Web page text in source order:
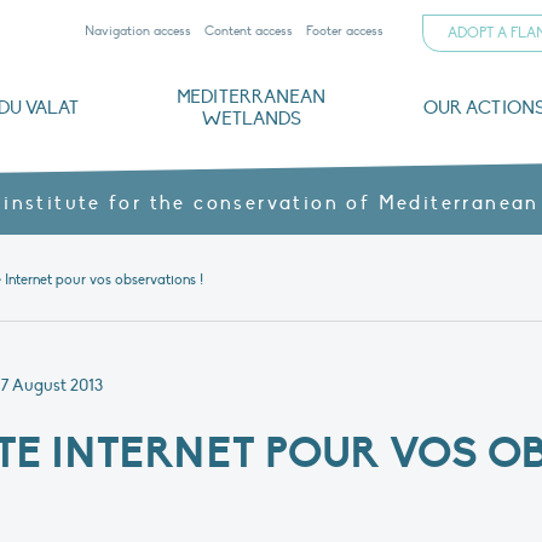
Navigation access Content access Footer access ADOPT A
VALAT
MEDITERRANEAN
WETLANDS
OUR
institute for the conservation of Mediterranean
Internet pour vos observations !
7 August 2013
INTERNET POUR VOS